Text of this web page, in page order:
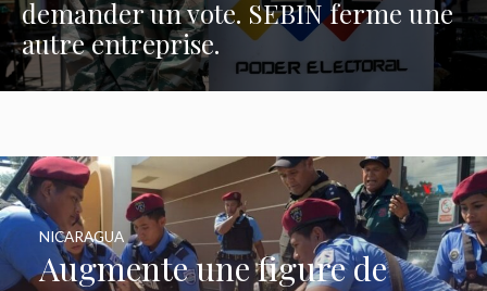
demander un vote. SEBIN ferme une
autre entreprise.
Augmente une figure de
NICARAGUA